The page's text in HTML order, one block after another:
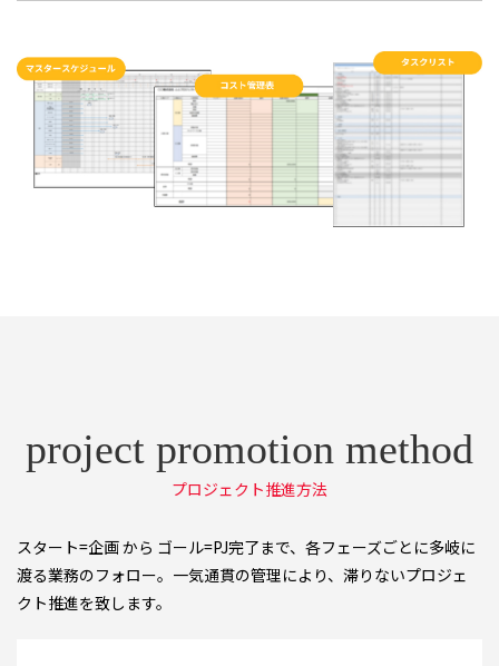
プロジェクト推進方法
スタート=企画 から ゴール=PJ完了まで、各フェーズごとに多岐に
渡る業務のフォロー。一気通貫の管理により、滞りないプロジェ
クト推進を致します。